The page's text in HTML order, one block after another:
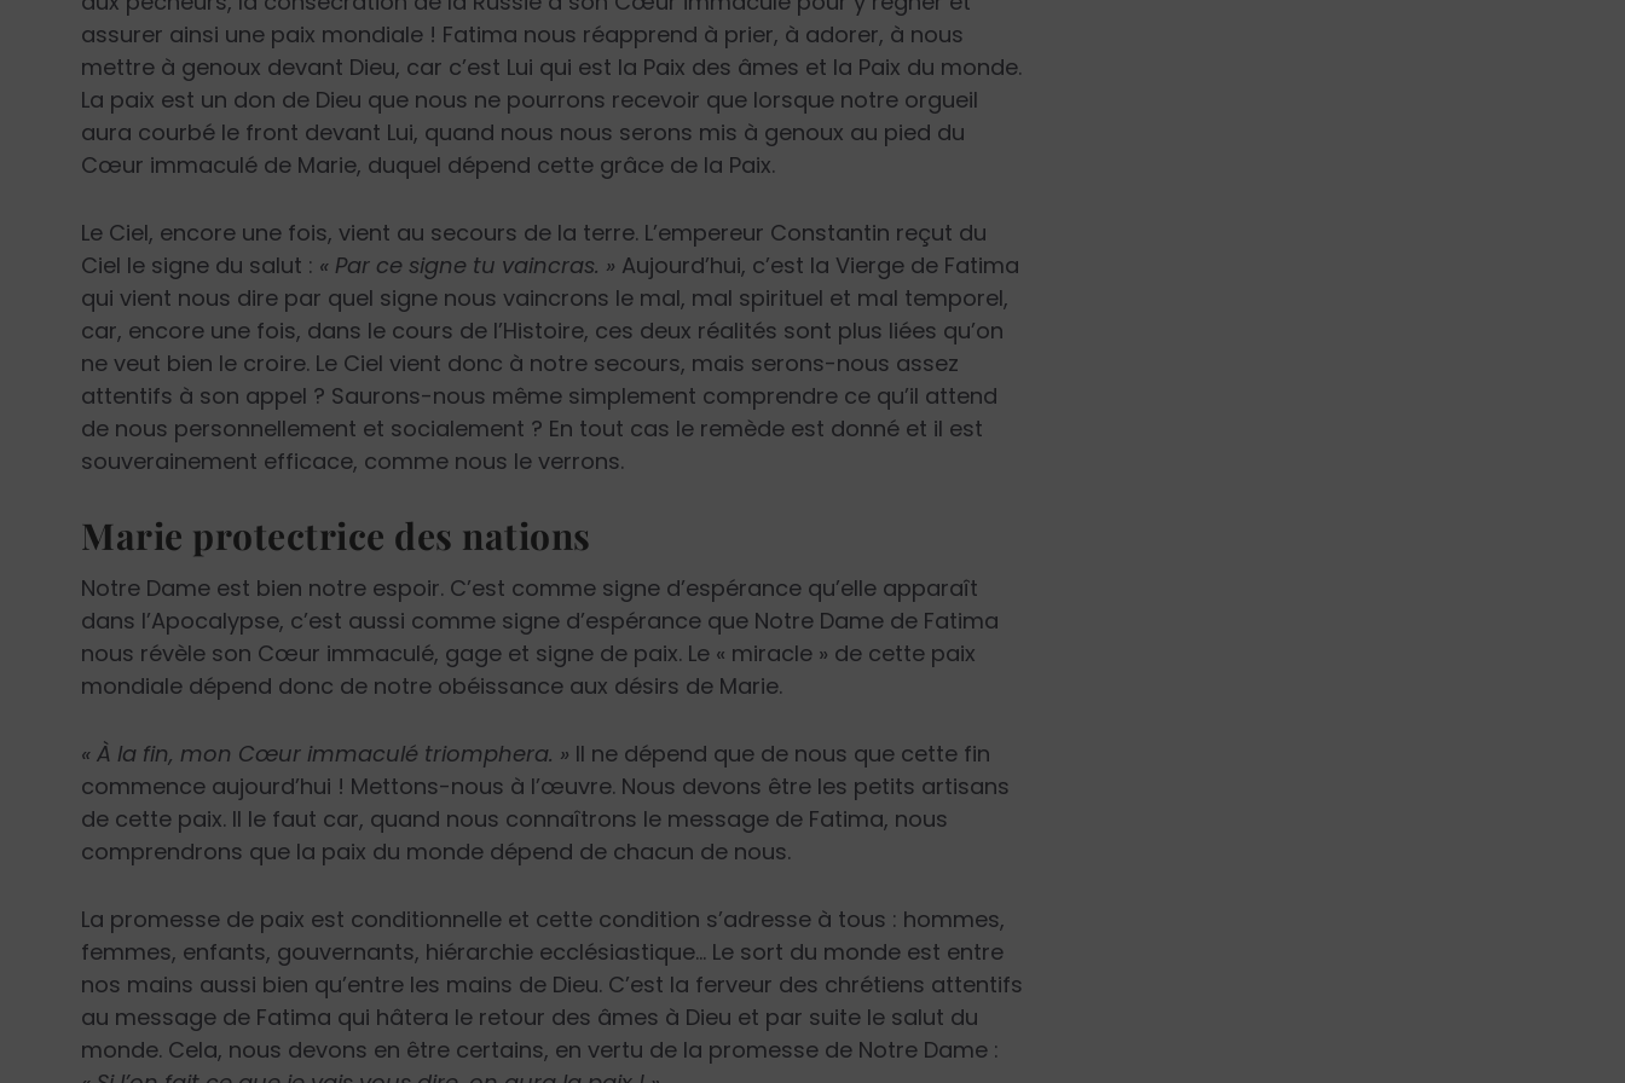
assurer ainsi une paix mondiale ! Fatima nous réapprend à prier, à adorer, à nous
mettre à genoux devant Dieu, car c’est Lui qui est la Paix des âmes et la Paix du monde.
La paix est un don de Dieu que nous ne pourrons recevoir que lorsque notre orgueil
aura courbé le front devant Lui, quand nous nous serons mis à genoux au pied du
Cœur immaculé de Marie, duquel dépend cette grâce de la Paix.
Le Ciel, encore une fois, vient au secours de la terre. L’empereur Constantin reçut du
Ciel le signe du salut : « Par ce signe tu vaincras. » Aujourd’hui, c’est la Vierge de Fatima
qui vient nous dire par quel signe nous vaincrons le mal, mal spirituel et mal temporel,
car, encore une fois, dans le cours de l’Histoire, ces deux réalités sont plus liées qu’on
ne veut bien le croire. Le Ciel vient donc à notre secours, mais serons-nous assez
attentifs à son appel ? Saurons-nous même simplement comprendre ce qu’il attend
de nous personnellement et socialement ? En tout cas le remède est donné et il est
souverainement efficace, comme nous le verrons.
Marie protectrice des nations
Notre Dame est bien notre espoir. C’est comme signe d’espérance qu’elle apparaît
dans l’Apocalypse, c’est aussi comme signe d’espérance que Notre Dame de Fatima
nous révèle son Cœur immaculé, gage et signe de paix. Le « miracle » de cette paix
mondiale dépend donc de notre obéissance aux désirs de Marie.
« À la fin, mon Cœur immaculé triomphe­ra. » Il ne dépend que de nous que cette fin
commence aujourd’hui ! ­Mettons-nous à l’œuvre. Nous devons être les petits artisans
de cette paix. Il le faut car, quand nous connaîtrons le message de Fatima, nous
comprendrons que la paix du monde dépend de chacun de nous.
La promesse de paix est conditionnel­le et cette condition s’adresse à tous : hommes,
femmes, enfants, gouvernants, hiérarchie ecclésiastique… Le sort du monde est entre
nos mains aussi bien qu’entre les mains de Dieu. C’est la ferveur des chrétiens attentifs
au message de Fatima qui hâtera le retour des âmes à Dieu et par suite le salut du
monde. Cela, nous devons en être certains, en vertu de la promesse de Notre Dame :